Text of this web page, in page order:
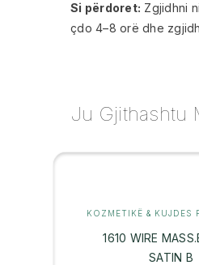
Si përdoret: Zgjidhni
çdo 4–8 orë dhe
Ju Gjithashtu
1610 WIRE
SATIN B